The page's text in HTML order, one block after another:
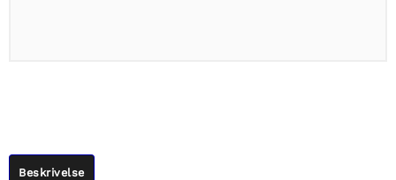
Beskrivelse